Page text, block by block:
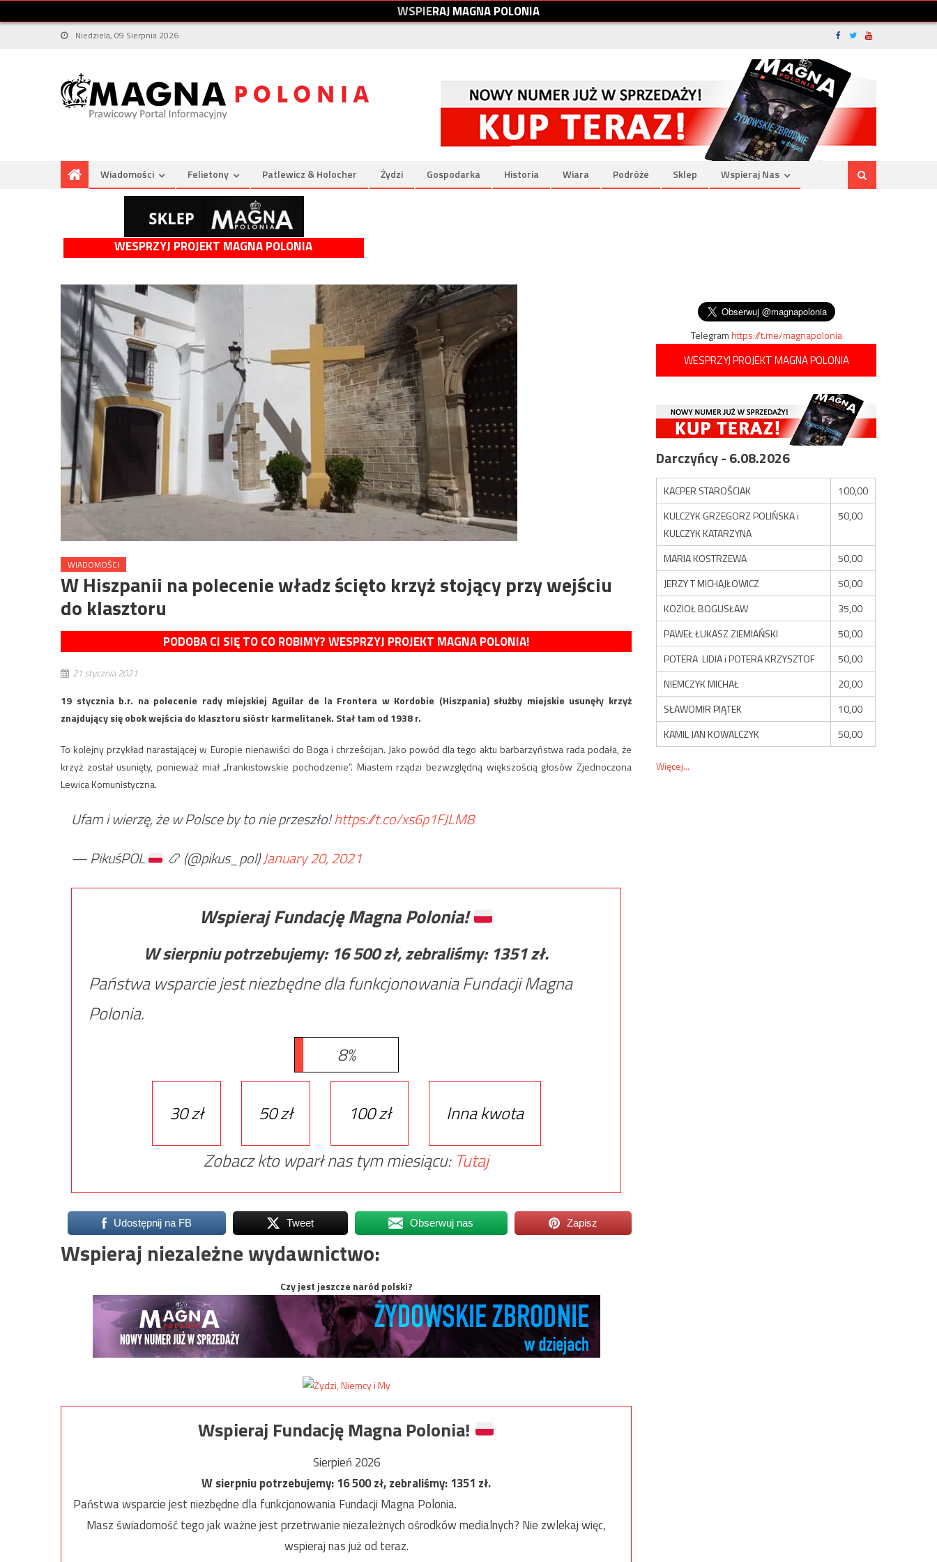
WSPIERAJMAGNAPOLONIA
Niedziela, 09 Sierpnia 2026
Wiadomości Felietony Patlewicz & Holocher Żydzi Gospodarka Historia Wiara Podróże Sklep Wspieraj Nas
WESPRZYJ PROJEKT MAGNA POLONIA
WIADOMOŚCI
W Hiszpanii na polecenie władz ścięto krzyż stojący przy wejściu
do klasztoru
PODOBA CI SIĘ TO CO ROBIMY? WESPRZYJ PROJEKT MAGNA POLONIA!
21 stycznia 2021
19 stycznia b.r. na polecenie rady miejskiej Aguilar de la Frontera w Kordobie (Hiszpania) służby miejskie usunęły krzyż
znajdujący się obok wejścia do klasztoru sióstr karmelitanek. Stał tam od 1938 r.
To kolejny przykład narastającej w Europie nienawiści do Boga i chrześcijan. Jako powód dla tego aktu barbarzyństwa rada podała, że
krzyż został usunięty, ponieważ miał „frankistowskie pochodzenie”. Miastem rządzi bezwzględną większością głosów Zjednoczona
Lewica Komunistyczna.
Ufam i wierzę, że w Polsce by to nie przeszło!https://t.co/xs6p1FJLM8
— PikuśPOL
📿(@pikus_pol)January 20, 2021
Wspieraj Fundację Magna Polonia!
W sierpniu potrzebujemy: 16 500zł, zebraliśmy: 1351zł.
Państwa wsparcie jest niezbędne dla funkcjonowania Fundacji Magna
Polonia.
8%
30 zł 50 zł 100 zł
Inna kwota
Zobacz kto wparł nas tym miesiącu: Tutaj
Udostępnij na FB Tweet Obserwuj nas Zapisz
Wspieraj niezależne wydawnictwo:
Czy jest jeszcze naród polski?
Wspieraj Fundację Magna Polonia!
Sierpień 2026
W sierpniu potrzebujemy:16 500zł, zebraliśmy:1351 zł.
Państwa wsparcie jest niezbędne dla funkcjonowania Fundacji Magna Polonia.
Masz świadomość tego jak ważne jest przetrwanie niezależnych ośrodków medialnych? Nie zwlekaj więc,
wspieraj nas już od teraz.
Telegramhttps://t.me/magnapolonia
WESPRZYJ PROJEKT MAGNA POLONIA
Darczyńcy - 6.08.2026
KACPER STAROŚCIAK
100,00
KULCZYK GRZEGORZ POLIŃSKA i
KULCZYK KATARZYNA
50,00
MARIA KOSTRZEWA
50,00
JERZY T MICHAJŁOWICZ
50,00
KOZIOŁ BOGUSŁAW
35,00
PAWEŁ ŁUKASZ ZIEMIAŃSKI
50,00
POTERA LIDIA i POTERA KRZYSZTOF
50,00
NIEMCZYK MICHAŁ
20,00
SŁAWOMIR PIĄTEK
10,00
KAMIL JAN KOWALCZYK
50,00
Więcej...